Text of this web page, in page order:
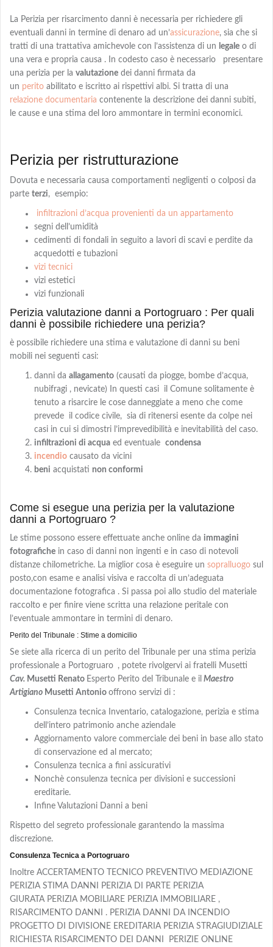
La Perizia per risarcimento danni è necessaria per richiedere gli
eventuali danni in termine di denaro ad un’assicurazione, sia che si
tratti di una trattativa amichevole con l’assistenza di un legale o di
una vera e propria causa . In codesto caso è necessario presentare
una perizia per la valutazione dei danni firmata da
un perito abilitato e iscritto ai rispettivi albi. Si tratta di una
relazione documentaria contenente la descrizione dei danni subiti,
le cause e una stima del loro ammontare in termini economici.
Perizia per ristrutturazione
Dovuta e necessaria causa comportamenti negligenti o colposi da
parte terzi, esempio:
infiltrazioni d’acqua provenienti da un appartamento
segni dell’umidità
cedimenti di fondali in seguito a lavori di scavi e perdite da
acquedotti e tubazioni
vizi tecnici
vizi estetici
vizi funzionali
Perizia valutazione danni a Portogruaro : Per quali
danni è possibile richiedere una perizia?
è possibile richiedere una stima e valutazione di danni su beni
mobili nei seguenti casi:
danni da allagamento (causati da piogge, bombe d’acqua,
nubifragi , nevicate) In questi casi il Comune solitamente è
tenuto a risarcire le cose danneggiate a meno che come
prevede il codice civile, sia di ritenersi esente da colpe nei
casi in cui si dimostri l’imprevedibilità e inevitabilità del caso.
infiltrazioni di acqua ed eventuale condensa
incendio causato da vicini
beni acquistati non conformi
Come si esegue una perizia per la valutazione
danni a Portogruaro ?
Le stime possono essere effettuate anche online da immagini
fotografiche in caso di danni non ingenti e in caso di notevoli
distanze chilometriche. La miglior cosa è eseguire un sopralluogo sul
posto,con esame e analisi visiva e raccolta di un’adeguata
documentazione fotografica . Si passa poi allo studio del materiale
raccolto e per finire viene scritta una relazione peritale con
l’eventuale ammontare in termini di denaro.
Perito del Tribunale : Stime a domicilio
Se siete alla ricerca di un perito del Tribunale per una stima perizia
professionale a Portogruaro , potete rivolgervi ai fratelli Musetti
Cav. Musetti Renato Esperto Perito del Tribunale e il Maestro
Artigiano Musetti Antonio offrono servizi di :
Consulenza tecnica Inventario, catalogazione, perizia e stima
dell’intero patrimonio anche aziendale
Aggiornamento valore commerciale dei beni in base allo stato
di conservazione ed al mercato;
Consulenza tecnica a fini assicurativi
Nonchè consulenza tecnica per divisioni e successioni
ereditarie.
Infine Valutazioni Danni a beni
Rispetto del segreto professionale garantendo la massima
discrezione.
Consulenza Tecnica a Portogruaro
Inoltre ACCERTAMENTO TECNICO PREVENTIVO MEDIAZIONE
PERIZIA STIMA DANNI PERIZIA DI PARTE PERIZIA
GIURATA PERIZIA MOBILIARE PERIZIA IMMOBILIARE ,
RISARCIMENTO DANNI . PERIZIA DANNI DA INCENDIO
PROGETTO DI DIVISIONE EREDITARIA PERIZIA STRAGIUDIZIALE
RICHIESTA RISARCIMENTO DEI DANNI PERIZIE ONLINE